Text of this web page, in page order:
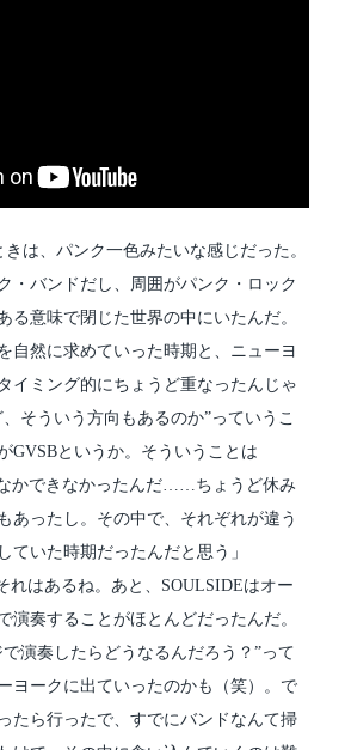
は、パンク一色みたいな感じだった。
・バンドだし、周囲がパンク・ロック
る意味で閉じた世界の中にいたんだ。
自然に求めていった時期と、ニューヨ
イミング的にちょうど重なったんじゃ
そういう方向もあるのか”っていうこ
GVSBというか。そういうことは
かできなかったんだ……ちょうど休み
あったし。その中で、それぞれが違う
ていた時期だったんだと思う」
はあるね。あと、SOULSIDEはオー
演奏することがほとんどだったんだ。
演奏したらどうなるんだろう？”って
ヨークに出ていったのかも（笑）。で
たら行ったで、すでにバンドなんて掃